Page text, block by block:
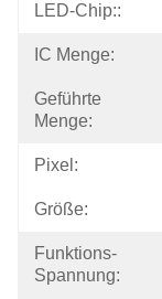
LED-Chip::
IC Menge:
Geführte
Menge:
Pixel:
Größe:
Funktions-
Spannung: